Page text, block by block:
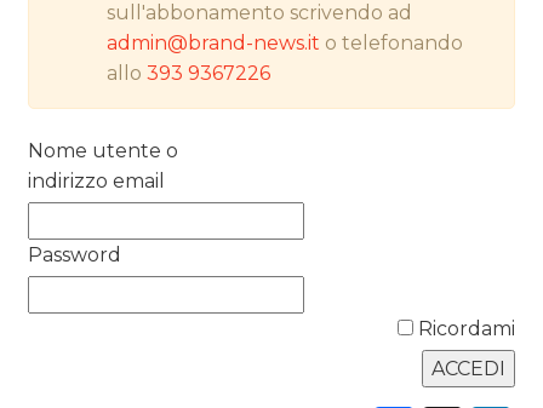
PREVISIONI/SCENARI
NORMATIVE
TREND
CASE HISTORY
OPINIONI
sull'abbonamento scrivendo ad
admin@brand-news.it o telefonando
allo393 9367226
Nome utente o
indirizzo email
Password
Ricordami